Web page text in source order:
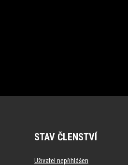
STAV ČLENSTVÍ
Uživatel nepřihlášen